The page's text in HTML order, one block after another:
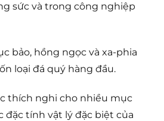
sức và trong công nghiệp
bảo, hồng ngọc và xa-phia
loại đá quý hàng đầu.
thích nghi cho nhiều mục
đặc tính vật lý đặc biệt của